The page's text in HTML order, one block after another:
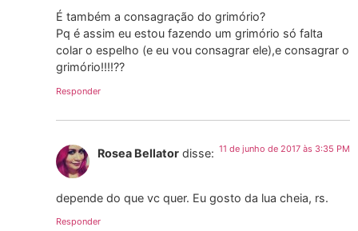
É também a consagração do grimório?
Pq é assim eu estou fazendo um grimório só falta
colar o espelho (e eu vou consagrar ele),e consagrar o
grimório!!!!??
Responder
Rosea Bellator disse: 11 de junho de 2017 às 3:35 PM
depende do que vc quer. Eu gosto da lua cheia, rs.
Responder